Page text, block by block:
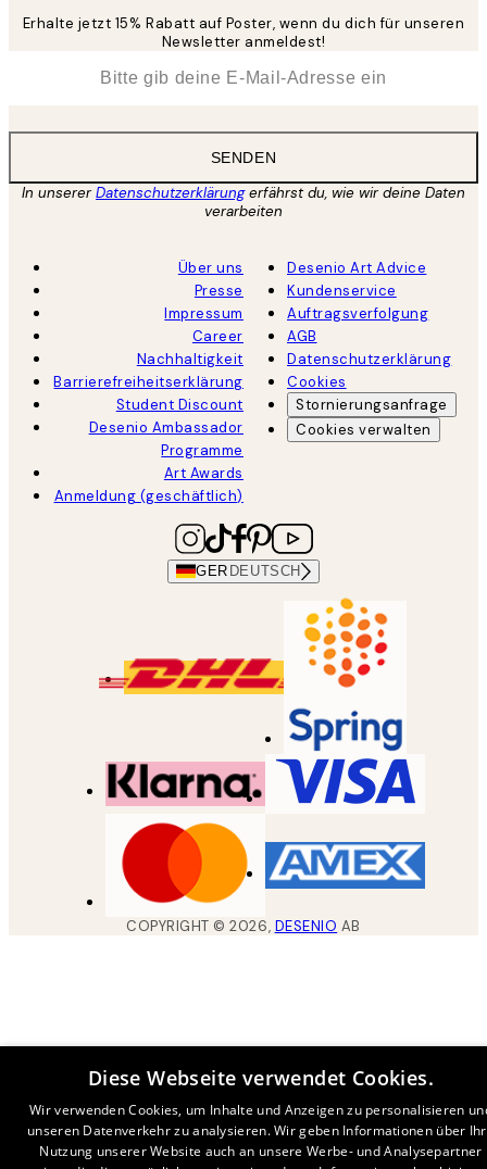
Erhalte jetzt 15% Rabatt auf Poster, wenn du dich für unseren
Newsletter anmeldest!
SENDEN
In unsererDatenschutzerklärungerfährst du, wie wir deine Daten
verarbeiten
Über uns
Presse
Impressum
Career
Nachhaltigkeit
Barrierefreiheitserklärung
Student Discount
Desenio Ambassador
Programme
Art Awards
Anmeldung (geschäftlich)
Desenio Art Advice
Kundenservice
Auftragsverfolgung
AGB
Datenschutzerklärung
Cookies
Stornierungsanfrage
Cookies verwalten
GER DEUTSCH
COPYRIGHT ©2026, DESENIO AB
Diese Webseite verwendet Cookies.
Wir verwenden Cookies, um Inhalte und Anzeigen zu personalisieren
unseren Datenverkehr zu analysieren. Wir geben Informationen über
Nutzung unserer Website auch an unsere Werbe- und Analysepartner